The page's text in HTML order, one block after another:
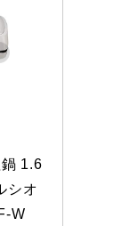
1.6
シオ
W